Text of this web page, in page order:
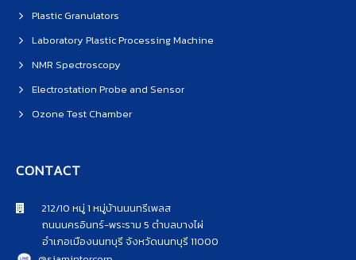
Plastic Granulators
Laboratory Plastic Processing Machine
NMR Spectroscopy
Electrostation Probe and Sensor
Ozone Test Chamber
CONTACT
212/10 หมู่ 1 หมู่บ้านนนทรีเพลส
ถนนนครอินทร์-พระราม 5 ตำบลบางไผ่
อำเภอเมืองนนทบุรี จังหวัดนนทบุรี 11000